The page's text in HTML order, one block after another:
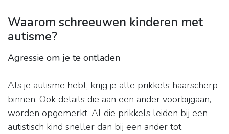
Waarom schreeuwen kinderen met
autisme?
Agressie om je te ontladen
Als je autisme hebt, krijg je alle prikkels haarscherp
binnen. Ook details die aan een ander voorbijgaan,
worden opgemerkt. Al die prikkels leiden bij een
autistisch kind sneller dan bij een ander tot